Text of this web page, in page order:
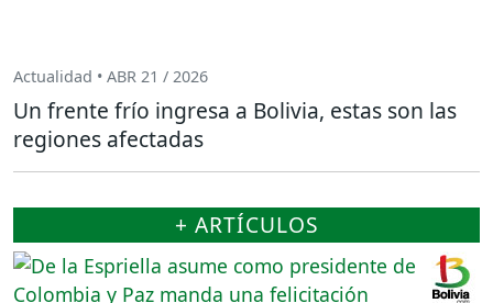
Actualidad • ABR 21 / 2026
Un frente frío ingresa a Bolivia, estas son las
regiones afectadas
+ ARTÍCULOS